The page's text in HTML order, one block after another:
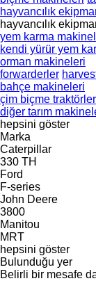
hayvancılık
hayvancılık
yem karma
kendi yürür yem
orman makineleri
forwarderler
bahçe makineleri
çim biçme
diğer tarım
hepsini göster
Marka
Caterpillar
330 TH
Ford
F-series
John Deere
3800
Manitou
MRT
hepsini göster
Bulunduğu yer
Belirli bir mesafe